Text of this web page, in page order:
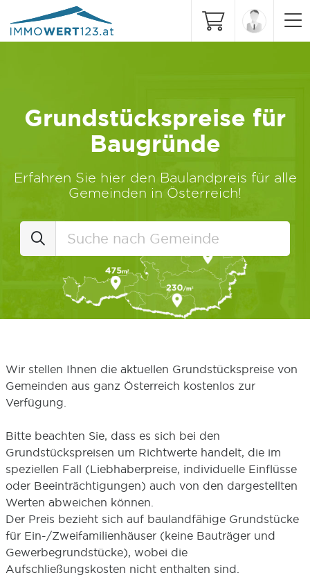
Grundstückspreise für
Baugründe
Erfahren Sie hier den Baulandpreis für alle
Gemeinden in Österreich!
Wir stellen Ihnen die aktuellen Grundstückspreise von
Gemeinden aus ganz Österreich kostenlos zur
Verfügung.
Bitte beachten Sie, dass es sich bei den
Grundstückspreisen um Richtwerte handelt, die im
speziellen Fall (Liebhaberpreise, individuelle Einflüsse
oder Beeinträchtigungen) auch von den dargestellten
Werten abweichen können.
Der Preis bezieht sich auf baulandfähige Grundstücke
für Ein-/Zweifamilienhäuser (keine Bauträger und
Gewerbegrundstücke), wobei die
Aufschließungskosten nicht enthalten sind.